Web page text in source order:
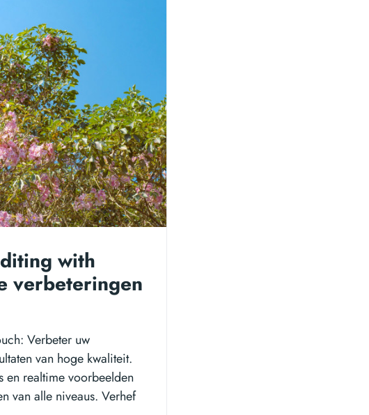
with
verbeteringen
Verbeter uw
van hoge kwaliteit.
en realtime voorbeelden
van alle niveaus. Verhef